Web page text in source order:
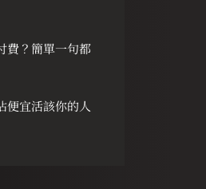
費？簡單一句都
便宜活該你的人